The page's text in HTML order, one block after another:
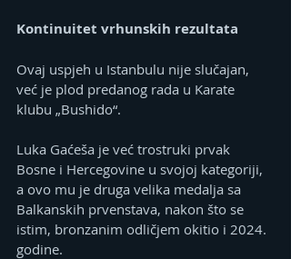
Kontinuitet vrhunskih rezultata
Ovaj uspjeh u Istanbulu nije slučajan,
već je plod predanog rada u Karate
klubu „Bushido“.
Luka Gaćeša je već trostruki prvak
Bosne i Hercegovine u svojoj kategoriji,
a ovo mu je druga velika medalja sa
Balkanskih prvenstava, nakon što se
istim, bronzanim odličjem okitio i 2024.
godine.